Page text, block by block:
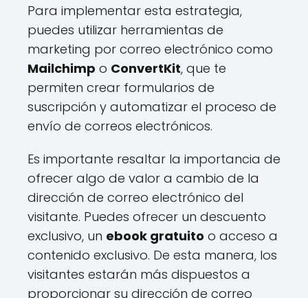
Para implementar esta estrategia,
puedes utilizar herramientas de
marketing por correo electrónico como
Mailchimp o ConvertKit, que te
permiten crear formularios de
suscripción y automatizar el proceso de
envío de correos electrónicos.
Es importante resaltar la importancia de
ofrecer algo de valor a cambio de la
dirección de correo electrónico del
visitante. Puedes ofrecer un descuento
exclusivo, un ebook gratuito o acceso a
contenido exclusivo. De esta manera, los
visitantes estarán más dispuestos a
proporcionar su dirección de correo